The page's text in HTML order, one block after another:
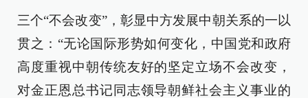
三个“不会改变”，彰显中方发展中朝关系的一以
贯之：“无论国际形势如何变化，中国党和政府
高度重视中朝传统友好的坚定立场不会改变，
对金正恩总书记同志领导朝鲜社会主义事业的